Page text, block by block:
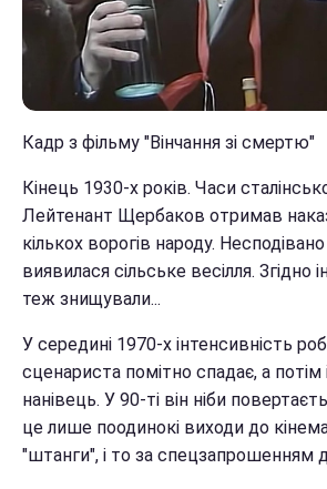
Кадр з фільму "Вінчання зі смертю"
Кінець 1930-х років. Часи
Лейтенант Щербаков отримав
кількох ворогів народу.
виявилася сільське весілля. Згідно
теж знищували...
У середині 1970-х інтенсивність
сценариста помітно спадає, а потім
нанівець. У 90-ті він ніби
це лише поодинокі виходи до
"штанги", і то за спецзапрошенням